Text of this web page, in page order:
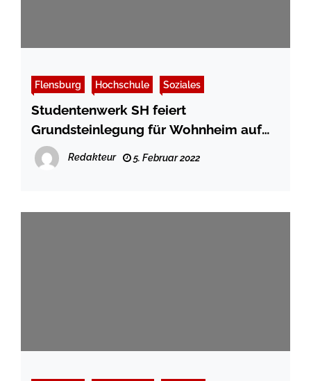
Flensburg Hochschule Soziales
Studentenwerk SH feiert
Grundsteinlegung für Wohnheim auf
dem Campus Flensburg
Redakteur 5. Februar 2022